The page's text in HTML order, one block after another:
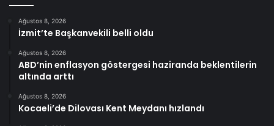
Ağustos 8, 2026
İzmit’te Başkanvekili belli oldu
Ağustos 8, 2026
ABD’nin enflasyon göstergesi haziranda beklentilerin
altında arttı
Ağustos 8, 2026
Kocaeli’de Dilovası Kent Meydanı hızlandı